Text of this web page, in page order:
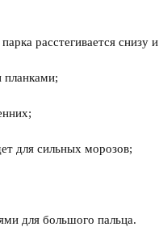
расстегивается снизу
для сильных морозов;
для большого пальца.